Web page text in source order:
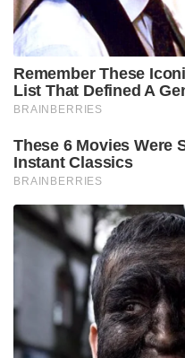
കേന്ദ്ര ആഭ്യന്തര മന്ത്രി
നരേന്ദ്ര മോദിയും ഈ
രാജ്യസുരക്ഷയുമായി
വിഷയമായാണ്